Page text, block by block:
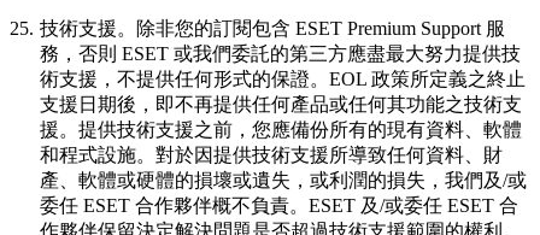
25. 技術支援。除非您的訂閱包含 ESET Premium Support 服
務，否則 ESET 或我們委託的第三方應盡最大努力提供技
術支援，不提供任何形式的保證。EOL 政策所定義之終止
支援日期後，即不再提供任何產品或任何其功能之技術支
援。提供技術支援之前，您應備份所有的現有資料、軟體
和程式設施。對於因提供技術支援所導致任何資料、財
產、軟體或硬體的損壞或遺失，或利潤的損失，我們及/或
委任 ESET 合作夥伴概不負責。ESET 及/或委任 ESET 合